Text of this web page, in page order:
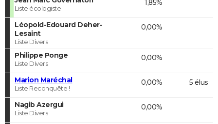
Liste écologiste
1,85%
Léopold-Edouard Deher-
Lesaint
Liste Divers
0,00%
Philippe Ponge
Liste Divers
0,00%
Marion Maréchal
Liste Reconquête !
0,00% 5 élus
Nagib Azergui
Liste Divers
0,00%